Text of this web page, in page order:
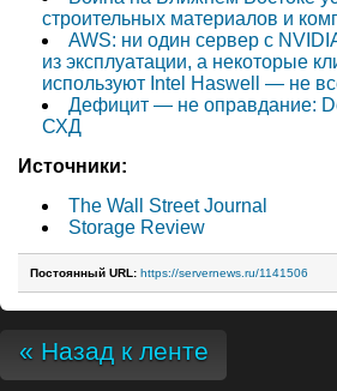
строительных материалов и
AWS: ни один сервер с
из эксплуатации, а некоторые
используют Intel Haswell — не
Дефицит — не оправдание:
СХД
Источники:
The Wall Street Journal
Storage Review
Постоянный URL: https://servernews.ru/1141506
« Назад к ленте